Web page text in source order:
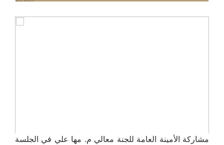
مشاركة الأمينة العامة للجنة معالي م. مها علي في الجلسة